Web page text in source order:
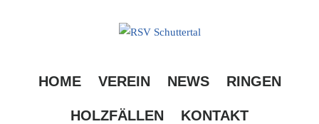
HOME VEREIN NEWS RINGEN
HOLZFÄLLEN KONTAKT
vom Feinsten